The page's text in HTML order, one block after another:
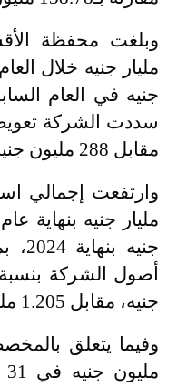
مقابل 288 مليون جنيه
جنيه، مقابل 1.205 مليار جنيه